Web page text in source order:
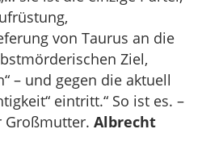
von Taurus an die
Ziel,
– und gegen die aktuell
eintritt.“ So ist es. –
Großmutter. Albrecht